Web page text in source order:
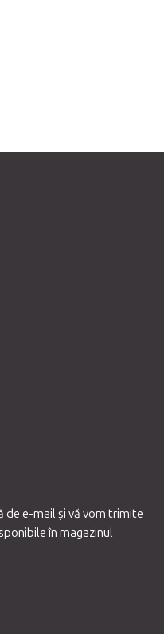
de e-mail şi vă vom trimite
în magazinul